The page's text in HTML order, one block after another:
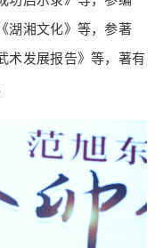
湖湘文化》等，参著
术发展报告》等，著有